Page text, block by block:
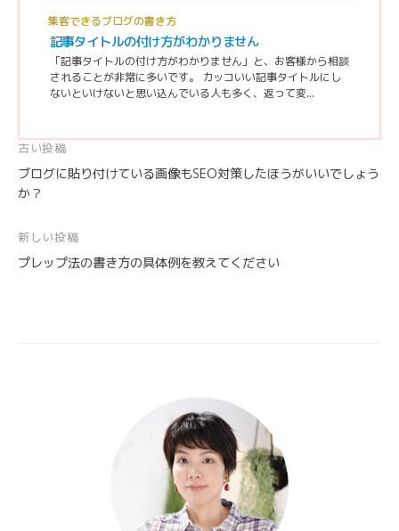
集客できるブログの書き方
記事タイトルの付け方がわかりません
「記事タイトルの付け方がわかりません」と、お客様から相談
されることが非常に多いです。 カッコいい記事タイトルにし
ないといけないと思い込んでいる人も多く、返って変...
投
稿
ナ
ビ
ゲ
古い投稿
ブログに貼り付けている画像もSEO対策したほうがいいでしょう
か？
新しい投稿
プレップ法の書き方の具体例を教えてください